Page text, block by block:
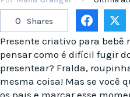
0 Shares
Presente criativo para bebê
pensar como é difícil fugir
presentear? Fralda,
mesma coisa! Mas se você
os pais e marcar esse